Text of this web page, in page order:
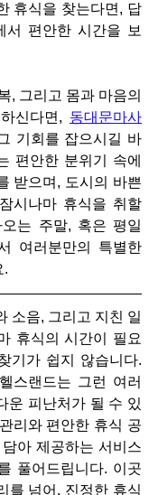
휴식을 찾는다면, 답
서 편안한 시간을 보
, 그리고 몸과 마음의
신다면, 동대문마사
기회를 잡으시길 바
편안한 분위기 속에
받으며, 도시의 바쁜
시나마 휴식을 취할
는 주말, 혹은 평일
여러분만의 특별한
.
소음, 그리고 지친 일
휴식의 시간이 필요
기가 쉽지 않습니다.
스랜드는 그런 여러
운 피난처가 될 수 있
리와 편안한 휴식 공
아 제공하는 서비스
풀어드립니다. 이곳
를 넘어, 진정한 휴식